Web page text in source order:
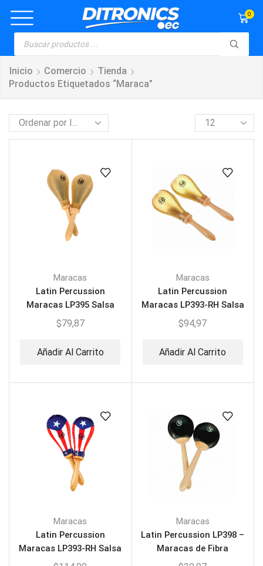
0
Inicio Comercio
Tienda
Productos Etiquetados “maraca”
Maracas
Latin Percussion
Maracas LP395 Salsa
Rawhide PR Flag
$79,87
Añadir Al Carrito
Maracas
Latin Percussion
Maracas LP393-RH Salsa
Rawhide PR Flag
$94,97
Añadir Al Carrito
Maracas
Latin Percussion
Maracas LP393-RH Salsa
Rawhide PR Flag
Maracas
Latin Percussion LP398 –
Maracas de Fibra